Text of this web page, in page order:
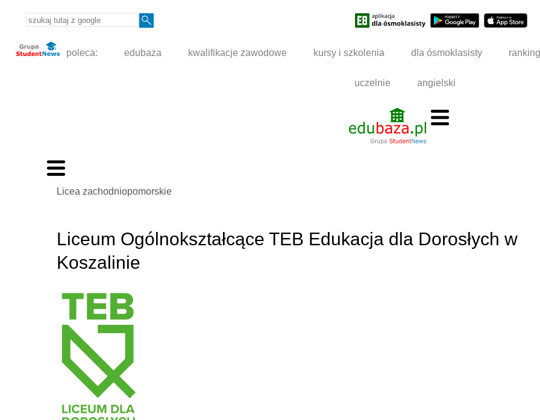
poleca: edubaza kwalifikacje zawodowe kursy i szkolenia dla ósmoklasisty
uczelnie angielski
Licea zachodniopomorskie
Liceum Ogólnokształcące TEB Edukacja dla Dorosłych w
Koszalinie